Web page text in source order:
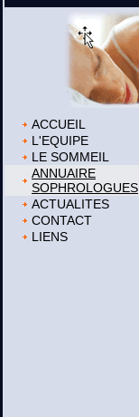
ACCUEIL
L'EQUIPE
LE SOMMEIL
ANNUAIRE
SOPHROLOGUES
ACTUALITES
CONTACT
LIENS